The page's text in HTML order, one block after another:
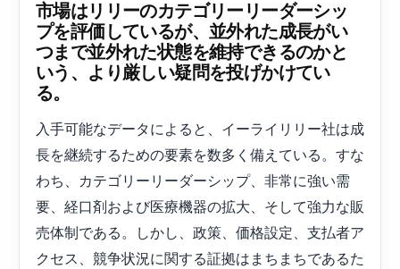
市場はリリーのカテゴリーリーダーシッ
プを評価しているが、並外れた成長がい
つまで並外れた状態を維持できるのかと
いう、より厳しい疑問を投げかけてい
る。
入手可能なデータによると、イーライリリー社は成
長を継続するための要素を数多く備えている。すな
わち、カテゴリーリーダーシップ、非常に強い需
要、経口剤および医療機器の拡大、そして強力な販
売体制である。しかし、政策、価格設定、支払者ア
クセス、競争状況に関する証拠はまちまちであるた